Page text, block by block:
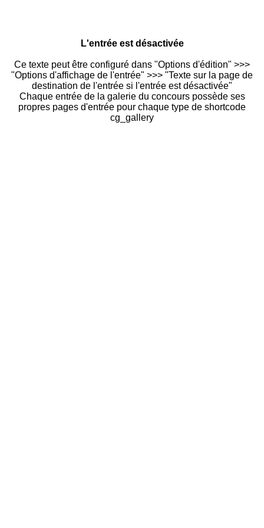
L'entrée est désactivée
Ce texte peut être configuré dans "Options d'édition" >>>
"Options d'affichage de l'entrée" >>> "Texte sur la page de
destination de l'entrée si l'entrée est désactivée"
Chaque entrée de la galerie du concours possède ses
propres pages d'entrée pour chaque type de shortcode
cg_gallery